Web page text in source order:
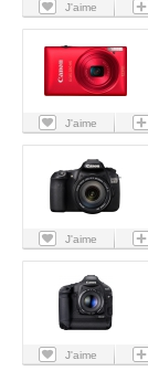
J'aime
J'aime
J'aime
J'aime